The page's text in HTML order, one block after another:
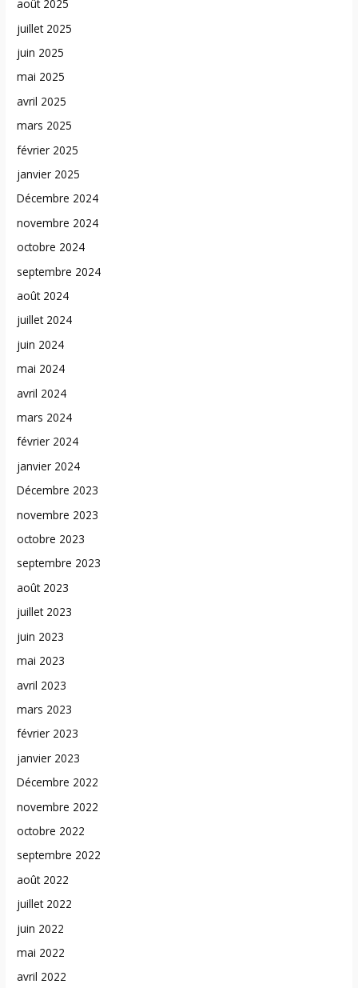
août 2025
juillet 2025
juin 2025
mai 2025
avril 2025
mars 2025
février 2025
janvier 2025
Décembre 2024
novembre 2024
octobre 2024
septembre 2024
août 2024
juillet 2024
juin 2024
mai 2024
avril 2024
mars 2024
février 2024
janvier 2024
Décembre 2023
novembre 2023
octobre 2023
septembre 2023
août 2023
juillet 2023
juin 2023
mai 2023
avril 2023
mars 2023
février 2023
janvier 2023
Décembre 2022
novembre 2022
octobre 2022
septembre 2022
août 2022
juillet 2022
juin 2022
mai 2022
avril 2022